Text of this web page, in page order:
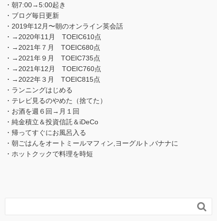
・朝7:00→5:00起き
・ブログ毎日更新
・2019年12月〜朝のオンライン英会話
・→2020年11月 TOEIC610点
・→2021年７月 TOEIC680点
・→2021年９月 TOEIC735点
・→2021年12月 TOEIC760点
・→2022年３月 TOEIC815点
・ランニングはじめる
・テレビ見るのやめた（捨てた）
・お酒を週６回→月１回
・純金積立＆投資信託＆iDeCo
・帰ってすぐにお風呂入る
・朝ごはんをオートミールマフィン,ヨーグルト,バナナに
・ホットクックで料理を時短
